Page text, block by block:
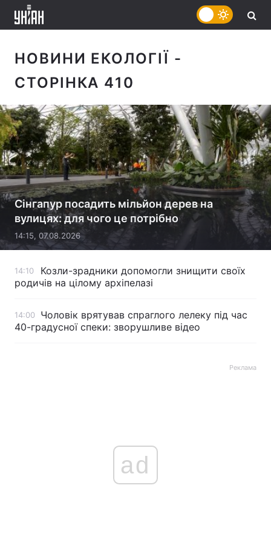
НОВИНИ ЕКОЛОГІЇ -
СТОРІНКА 410
Сінгапур посадить мільйон дерев на
вулицях: для чого це потрібно
14:15, 07.08.2026
14:10
Козли-зрадники допомогли знищити своїх
родичів на цілому архіпелазі
14:00
Чоловік врятував спраглого лелеку під час
40-градусної спеки: зворушливе відео
Реклама
ad